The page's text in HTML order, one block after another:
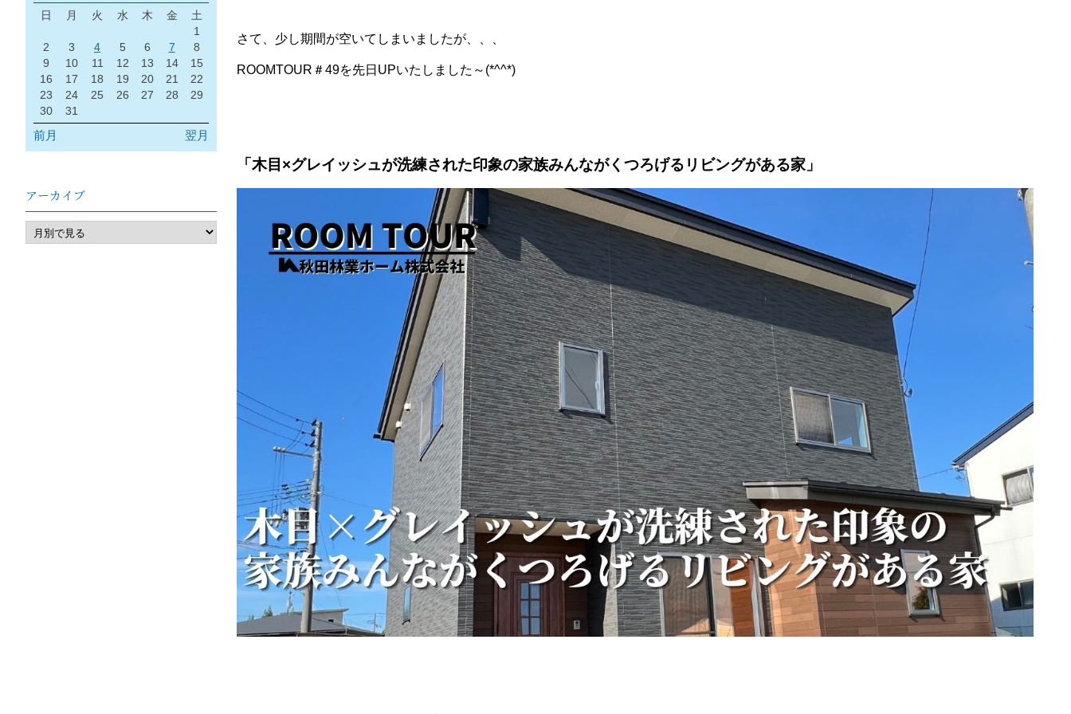
さて、少し期間が空いてしまいましたが、、、
ROOMTOUR＃49を先日UPいたしました～(*^^*)
「木目×グレイッシュが洗練された印象の家族みんながくつろげるリビングがある家」
日 月 火 水 木 金
土
1
2
3 4 5 6 7
8
9
10 11 12 13 14
15
16
17 18 19 20 21
22
23
24 25 26 27 28
29
30
31
前月 翌月
アーカイブ